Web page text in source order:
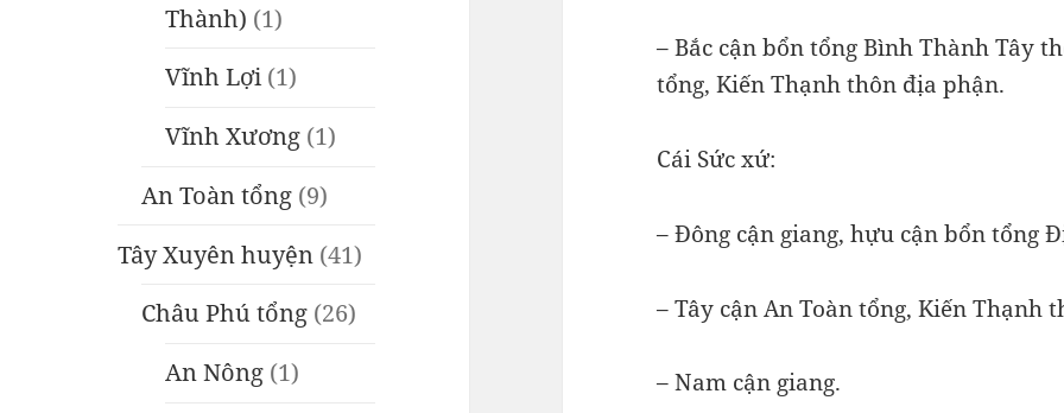
Thành) (1)
Vĩnh Lợi(1)
Vĩnh Xương (1)
An Toàn tổng (9)
Tây Xuyên huyện (41)
Châu Phú tổng (26)
An Nông (1)
– Bắc cận bổn tổng Bình Thành Tây
tổng, Kiến Thạnh thôn địa phận.
Cái Sức xứ:
– Đông cận giang, hựu cận bổn tổng
– Tây cận An Toàn tổng, Kiến Thạnh
– Nam cận giang.